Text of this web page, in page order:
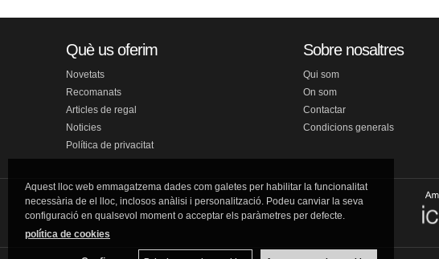
Què us oferim
Novetats
Recomanats
Articles de regal
Noticies
Política de privacitat
Sobre nosaltres
Qui som
On som
Contactar
Condicions generals
Aquest lloc web emmagatzema dades com galetes per habilitar la funcionalitat
necessària de el lloc, inclosos anàlisi i personalització. Podeu canviar la seva
configuració en qualsevol moment o acceptar els paràmetres per defecte.
política de cookies